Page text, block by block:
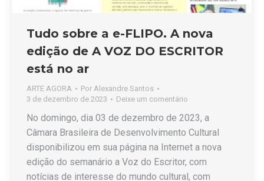
Tudo sobre a e-FLIPO. A nova
edição de A VOZ DO ESCRITOR
está no ar
ARTE AGORA Por Alexandre Santos
3 de dezembro de 2023
Deixe um comentário
No domingo, dia 03 de dezembro de 2023, a
Câmara Brasileira de Desenvolvimento Cultural
disponibilizou em sua página na Internet a nova
edição do semanário a Voz do Escritor, com
notícias de interesse do mundo cultural, com